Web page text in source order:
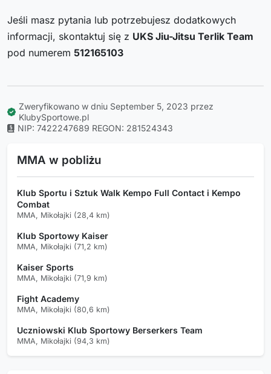
Jeśli masz pytania lub potrzebujesz dodatkowych
informacji, skontaktuj się z UKS Jiu-Jitsu Terlik Team
pod numerem 512165103
Zweryfikowano w dniu September 5, 2023 przez
KlubySportowe.pl
NIP: 7422247689 REGON: 281524343
MMA w pobliżu
Klub Sportu i Sztuk Walk Kempo Full Contact i Kempo
Combat
MMA, Mikołajki (28,4 km)
Klub Sportowy Kaiser
MMA, Mikołajki (71,2 km)
Kaiser Sports
MMA, Mikołajki (71,9 km)
Fight Academy
MMA, Mikołajki (80,6 km)
Uczniowski Klub Sportowy Berserkers Team
MMA, Mikołajki (94,3 km)